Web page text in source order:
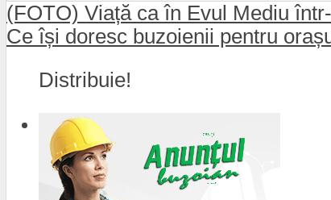
(FOTO) Viață ca în Evul Mediu
Ce își doresc buzoienii pentru
Distribuie!